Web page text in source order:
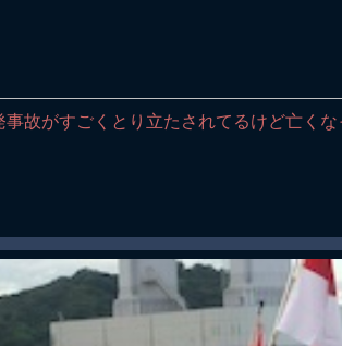
事故がすごくとり立たされてるけど亡く